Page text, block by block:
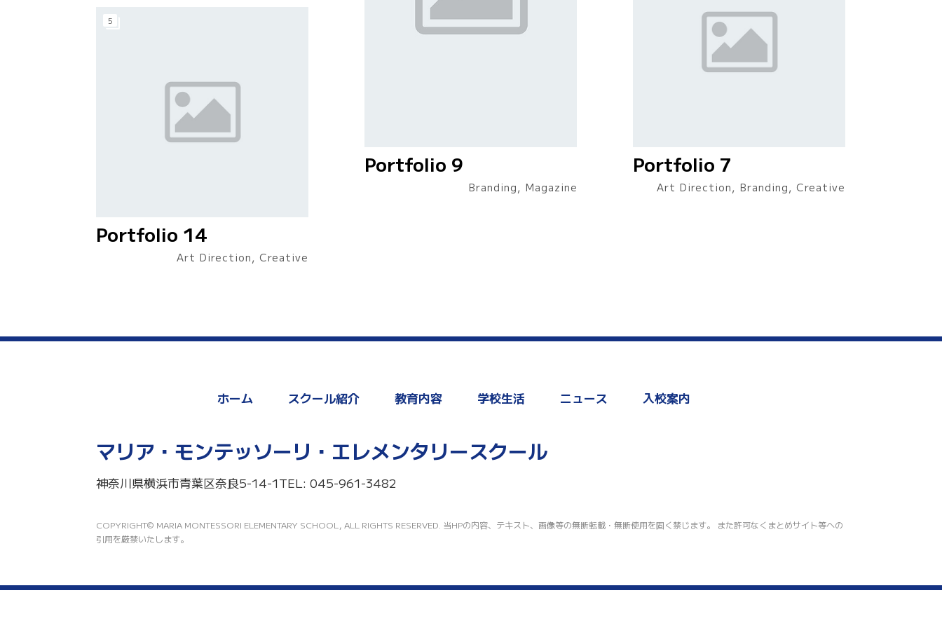
5
Portfolio 14
Art Direction, Creative
Portfolio 9
Branding, Magazine
Portfolio 7
Art Direction, Branding, Creative
ホーム スクール紹介 教育内容 学校生活 ニュース 入校案内
マリア・モンテッソーリ・エレメンタリースクール
神奈川県横浜市青葉区奈良5-14-1TEL: 045-961-3482
COPYRIGHT© MARIA MONTESSORI ELEMENTARY SCHOOL, ALL RIGHTS RESERVED. 当HPの内容、テキスト、画像等の無断転載・無断使用を固く禁じます。 また許可なくまとめサイト等への
引用を厳禁いたします。